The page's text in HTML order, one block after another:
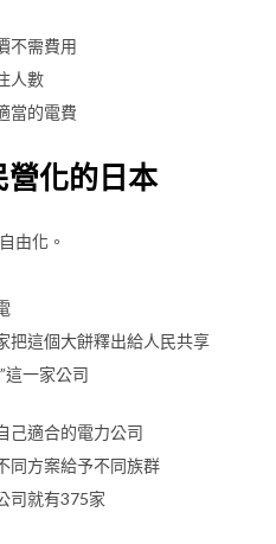
不需費用
人數
當的電費
營化的日本
由化。
把這個大餅釋出給人民共享
這一家公司
己適合的電力公司
同方案給予不同族群
司就有375家